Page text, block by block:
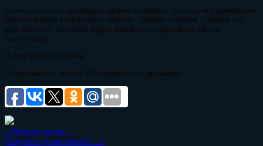
Очень полезно проводить время наедине, потому что домашняя
рутина может уничтожать чувства. Самое главное – найти тот
род занятий, который будет идеально подходить обоим
партнерам.
Ждем Вашей оценки
Понравилась запись? Поделитесь с друзьями
« Почему люди...
Покупки лучше секса?... »